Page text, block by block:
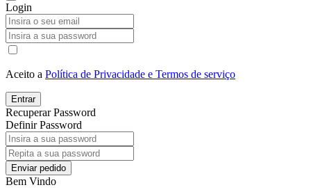
Login
Aceito a Política de Privacidade e Termos de serviço
Entrar
Recuperar Password
Definir Password
Enviar pedido
Bem Vindo